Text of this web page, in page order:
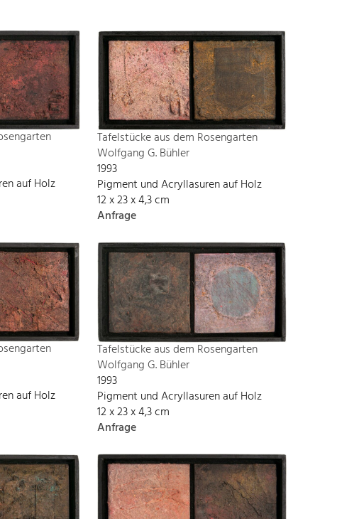
auf Holz
Tafelstücke aus dem Rosengarten
Wolfgang G. Bühler
1993
Pigment und Acryllasuren auf Holz
12 x 23 x 4,3 cm
Anfrage
auf Holz
Tafelstücke aus dem Rosengarten
Wolfgang G. Bühler
1993
Pigment und Acryllasuren auf Holz
12 x 23 x 4,3 cm
Anfrage